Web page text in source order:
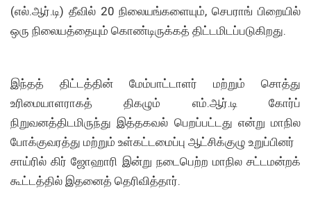
(எல்.ஆர்.டி) தீவில் 20 நிலையங்களையும், செபராங் பிறையில்
ஒரு நிலையத்தையும் கொண்டிருக்கத் திட்டமிடப்படுகிறது.
இந்தத் திட்டத்தின் மேம்பாட்டாளர் மற்றும் சொத்து
உரிமையாளராகத் திகழும் எம்.ஆர்.டி கோர்ப்
நிறுவனத்திடமிருந்து இத்தகவல் பெறப்பட்டது என்று மாநில
போக்குவரத்து மற்றும் உள்கட்டமைப்பு ஆட்சிக்குழு உறுப்பினர்
சாய்ரில் கிர் ஜோஹாரி இன்று நடைபெற்ற மாநில சட்டமன்றக்
கூட்டத்தில் இதனைத் தெரிவித்தார்.